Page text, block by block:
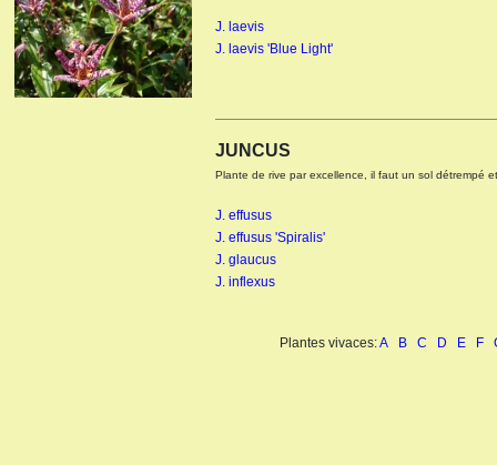
J. laevis
J. laevis 'Blue Light'
JUNCUS
Plante de rive par excellence, il faut un sol détrempé
J. effusus
J. effusus 'Spiralis'
J. glaucus
J. inflexus
Plantes vivaces:A B C D E F